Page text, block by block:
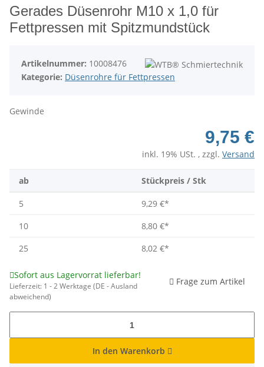
Gerades Düsenrohr M10 x 1,0 für
Fettpressen mit Spitzmundstück
Artikelnummer: 10008476
Kategorie: Düsenrohre für Fettpressen
Gewinde
9,75 €
inkl. 19% USt. , zzgl. Versand
ab Stückpreis / Stk
5 9,29 €*
10
8,80 €*
25
8,02 €*
Sofort aus Lagervorrat lieferbar!
Lieferzeit: 1 - 2 Werktage (DE - Ausland
abweichend)
Frage zum Artikel
In den Warenkorb